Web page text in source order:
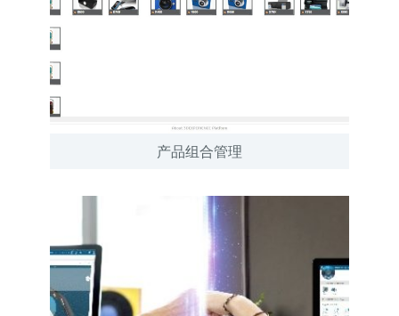
产品组合管理